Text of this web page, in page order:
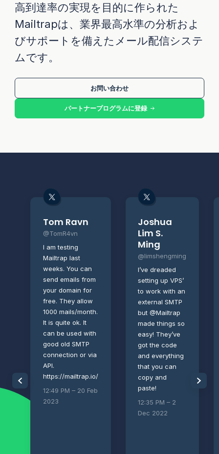
高到達率の実現を目的に作られた
Mailtrapは、業界最高水準の分析およ
びサポートを備えたメール配信システ
ムです。
パートナープログラムに登録
お問い合わせ
Tom Ravn
@TomR4vn
I am testing
Mailtrap last
weeks. You can
send emails from
your domain for
free. They allow
1000 mails/month.
It is quite ok. It
can be used with
good old SMTP
connection or via
API.
https://mailtrap.io/
12:49 PM – 20 Feb
2023
Joshua
Lim S.
Ming
@limshengming
I’ve dreaded
setting up VPS’
to work with an
external SMTP
but @Mailtrap
made things so
easy! They’ve
got the code
and everything
that you can
copy and
paste!
12:35 PM – 2
Dec 2022